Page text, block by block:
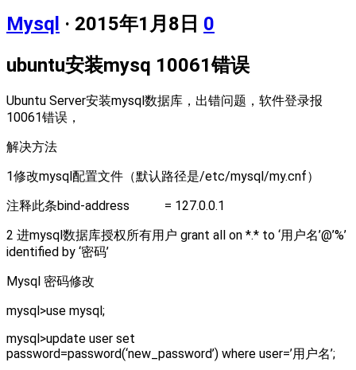
Mysql · 2015年1月8日 0
ubuntu安装mysq 10061错误
Ubuntu Server安装mysql数据库，出错问题，软件登录报
10061错误，
解决方法
1修改mysql配置文件（默认路径是/etc/mysql/my.cnf）
注释此条bind-address = 127.0.0.1
2 进mysql数据库授权所有用户 grant all on *.* to ‘用户名’@’%’
identified by ‘密码’
Mysql 密码修改
mysql>use mysql;
mysql>update user set
password=password(‘new_password’) where user=’用户名’;